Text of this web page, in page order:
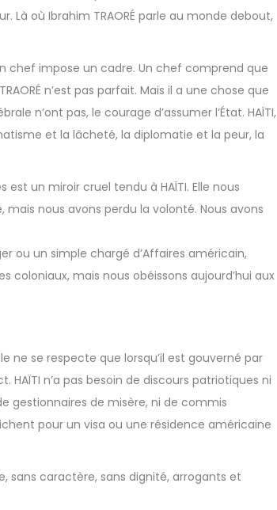
Là où Ibrahim TRAORÉ parle au monde debout,
chef impose un cadre. Un chef comprend que
n’est pas parfait. Mais il a une chose que
n’ont pas, le courage d’assumer l’État. HAÏTI,
et la lâcheté, la diplomatie et la peur, la
un miroir cruel tendu à HAÏTI. Elle nous
nous avons perdu la volonté. Nous avons
ou un simple chargé d’Affaires américain,
coloniaux, mais nous obéissons aujourd’hui aux
ne se respecte que lorsqu’il est gouverné par
n’a pas besoin de discours patriotiques ni
gestionnaires de misère, ni de commis
pour un visa ou une résidence américaine
sans caractère, sans dignité, arrogants et